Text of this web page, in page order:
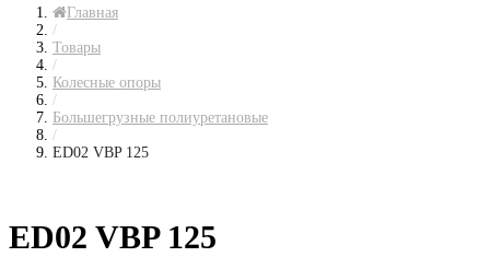
Главная
/
Товары
/
Колесные опоры
/
Большегрузные полиуретановые
/
ED02 VBP 125
ED02 VBP 125